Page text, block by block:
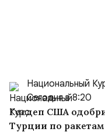
Национальный
Сегодня в 8:20
Госдеп США
Турции по ракетам